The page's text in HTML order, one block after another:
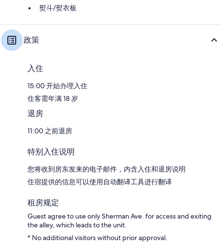
熨斗/熨衣板
政策
入住
15:00 开始办理入住
住客需年满 18 岁
退房
11:00 之前退房
特别入住说明
您将收到房东发来的电子邮件，内含入住和退房说明
住宿提供的信息可以使用自动翻译工具进行翻译
租房规定
Guest agree to use only Sherman Ave. for access and exiting
the alley, which leads to the unit.
* No additional visitors without prior approval.